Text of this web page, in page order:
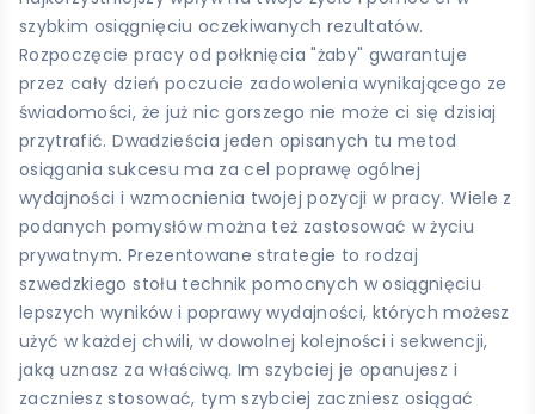
szybkim osiągnięciu oczekiwanych rezultatów.
Rozpoczęcie pracy od połknięcia "żaby" gwarantuje
przez cały dzień poczucie zadowolenia wynikającego ze
świadomości, że już nic gorszego nie może ci się dzisiaj
przytrafić. Dwadzieścia jeden opisanych tu metod
osiągania sukcesu ma za cel poprawę ogólnej
wydajności i wzmocnienia twojej pozycji w pracy. Wiele z
podanych pomysłów można też zastosować w życiu
prywatnym. Prezentowane strategie to rodzaj
szwedzkiego stołu technik pomocnych w osiągnięciu
lepszych wyników i poprawy wydajności, których możesz
użyć w każdej chwili, w dowolnej kolejności i sekwencji,
jaką uznasz za właściwą. Im szybciej je opanujesz i
zaczniesz stosować, tym szybciej zaczniesz osiągać